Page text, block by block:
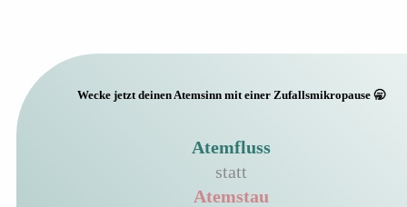
Wecke jetzt deinen Atemsinn mit einer Zufallsmikropause 🥱
Atemfluss
statt
Atemstau